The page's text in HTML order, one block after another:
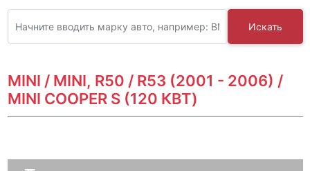
Искать
MINI / MINI, R50 / R53 (2001 - 2006) /
MINI COOPER S (120 КВТ)